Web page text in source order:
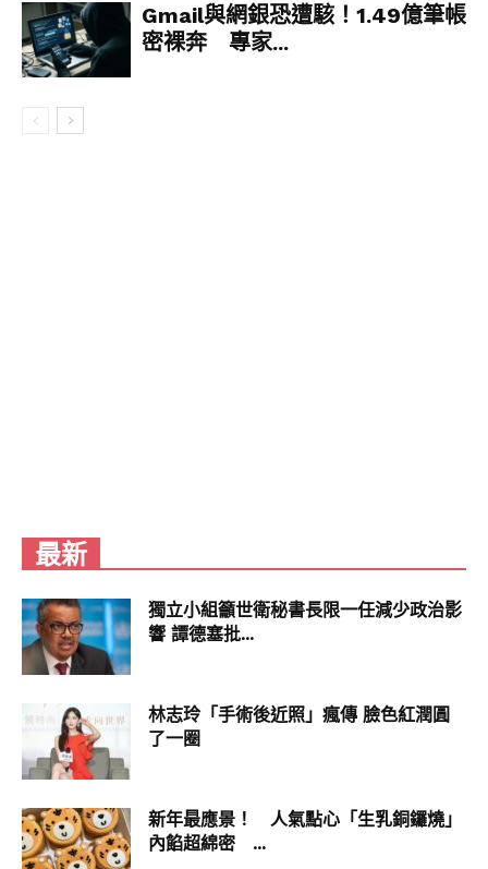
Pete Hines日前也和Xbox遊戲行銷總監Aaron
Greenberg一同在推特開語音聊天室，再度談及此
Gmail與網銀恐遭駭！1.49億筆帳
密裸奔 專家...
最新
獨立小組籲世衛秘書長限一任減少政治影
響 譚德塞批...
林志玲「手術後近照」瘋傳 臉色紅潤圓
了一圈
新年最應景！ 人氣點心「生乳銅鑼燒」
內餡超綿密 ...